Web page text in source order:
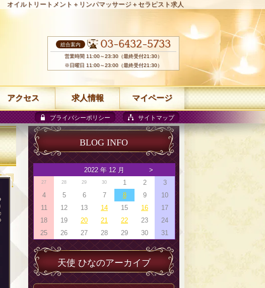
オイルトリートメント＋リンパマッサージ＋セラピスト求人
プライバシーポリシー サイトマップ
BLOG INFO
2022 年 12 月 >
27 28 29 30 1 2
3
4
5 6 7 8 9
10
11
12 13 14 15 16
17
18
19 20 21 22 23
24
25
26 27 28 29 30 31
天使 ひなのアーカイブ
総合案内 03-6432-5733
営業時間 11:00～23:30（最終受付21:30）
※日曜日 11:00～23:00（最終受付21:30）
アクセス 求人情報 マイページ